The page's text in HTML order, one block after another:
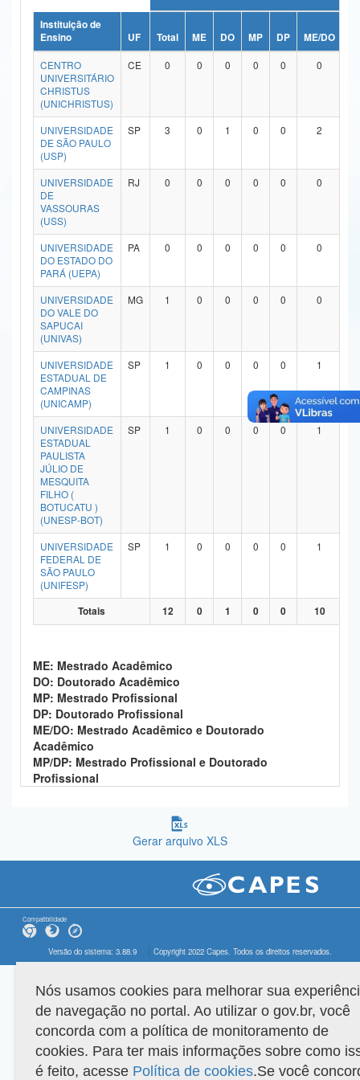
Ministério da Ciência, Tecnologia, Inovações e Comunicações
Ministério do Meio Ambiente
Ministério do Turismo
Ministério do Desenvolvimento Regional
Controladoria-Geral da União
Ministério da Mulher, da Família e dos Direitos Humanos
Secretaria-Geral
Secretaria de Governo
Gabinete de Segurança Institucional
Advocacia-Geral da União
Banco Central do Brasil
Instituição de
Ensino
UF Total ME DO MP DP ME/DO
CENTRO
UNIVERSITÁRIO
CHRISTUS
(UNICHRISTUS)
CE 0 0 0 0 0 0
UNIVERSIDADE
DE SÃO PAULO
(USP)
SP 3 0 1 0 0 2
UNIVERSIDADE
DE
VASSOURAS
(USS)
RJ 0 0 0 0 0 0
UNIVERSIDADE
DO ESTADO DO
PARÁ (UEPA)
PA 0 0 0 0 0 0
UNIVERSIDADE
DO VALE DO
SAPUCAI
(UNIVAS)
MG 1 0 0 0 0 0
UNIVERSIDADE
ESTADUAL DE
CAMPINAS
(UNICAMP)
SP 1 0 0 0 0 1
UNIVERSIDADE
ESTADUAL
PAULISTA
JÚLIO DE
MESQUITA
FILHO (
BOTUCATU )
(UNESP-BOT)
SP 1 0 0 0 0 1
UNIVERSIDADE
FEDERAL DE
SÃO PAULO
(UNIFESP)
SP 1 0 0 0 0 1
Totais 12 0 1 0 0 10
ME: Mestrado Acadêmico
DO: Doutorado Acadêmico
MP: Mestrado Profissional
DP: Doutorado Profissional
ME/DO: Mestrado Acadêmico e Doutorado
Acadêmico
MP/DP: Mestrado Profissional e Doutorado
Profissional
Gerar arquivo XLS
Compatibilidade
Versão do sistema: 3.88.9 Copyright 2022 Capes. Todos os direitos reservados.
Nós usamos cookies para melhorar sua
de navegação no portal. Ao utilizar o gov.br, você
concorda com a política de monitoramento de
cookies. Para ter mais informações sobre como
é feito, acesse Política de cookies.Se você